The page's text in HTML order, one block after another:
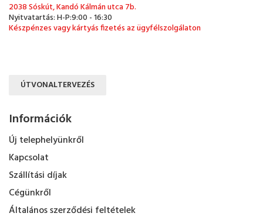
2038 Sóskút, Kandó Kálmán utca 7b.
Nyitvatartás: H-P:9:00 - 16:30
Készpénzes vagy kártyás fizetés az ügyfélszolgálaton
ÚTVONALTERVEZÉS
Információk
Új telephelyünkről
Kapcsolat
Szállítási díjak
Cégünkről
Általános szerződési feltételek